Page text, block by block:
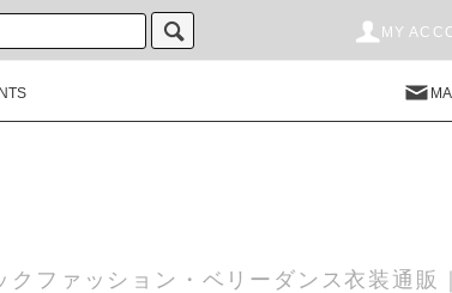
MY
クファッション・ベリーダンス衣装通販